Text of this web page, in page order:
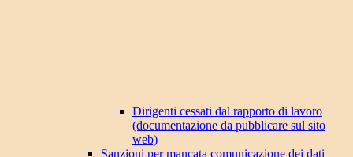
Dirigenti cessati dal rapporto di lavoro
(documentazione da pubblicare sul sito
web)
Sanzioni per mancata comunicazione dei dati